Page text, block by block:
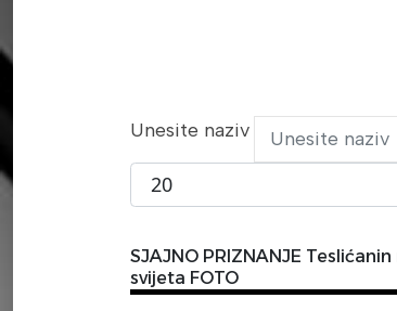
Unesite naziv
Prikaži broj
SJAJNO PRIZNANJE
svijeta FOTO